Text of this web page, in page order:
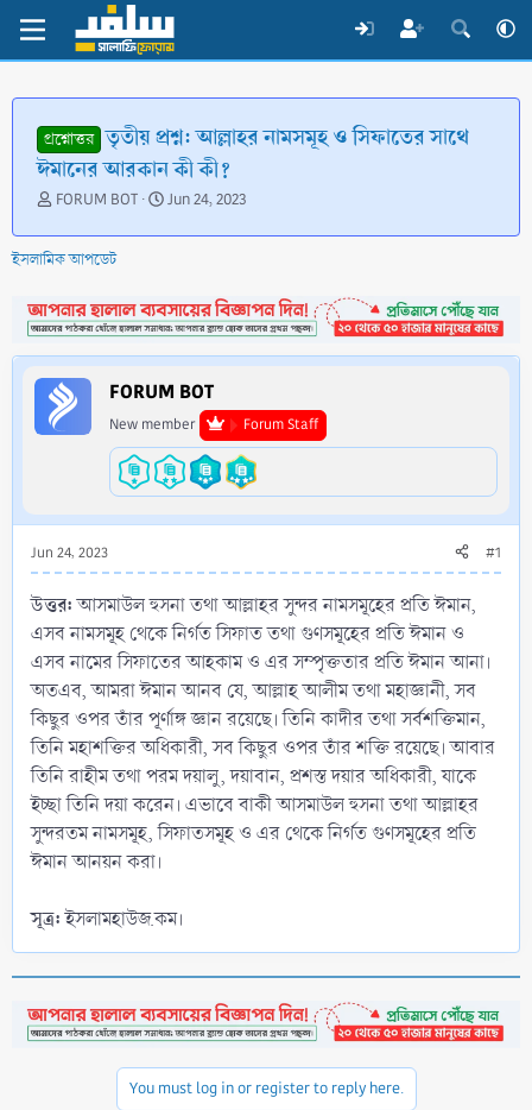
প্রশ্নোত্তর তৃতীয় প্রশ্ন: আল্লাহর নামসমূহ ও সিফাতের সাথে
ঈমানের আরকান কী কী?
T
r
e
d
s
t
a
r
t
FORUM BOT
S
a
d
a
t
e
Jun 24, 2023
ইসলামিক আপডেট
FORUM BOT
New member Forum Staff
Jun 24, 2023 #1
উত্তর:আসমাউল হুসনা তথা আল্লাহর সুন্দর নামসমূহের প্রতি ঈমান,
এসব নামসমূহ থেকে নির্গত সিফাত তথা গুণসমূহের প্রতি ঈমান ও
এসব নামের সিফাতের আহকাম ও এর সম্পৃক্ততার প্রতি ঈমান আনা।
অতএব, আমরা ঈমান আনব যে, আল্লাহ আলীম তথা মহাজ্ঞানী, সব
কিছুর ওপর তাঁর পূর্ণাঙ্গ জ্ঞান রয়েছে। তিনি কাদীর তথা সর্বশক্তিমান,
তিনি মহাশক্তির অধিকারী, সব কিছুর ওপর তাঁর শক্তি রয়েছে। আবার
তিনি রাহীম তথা পরম দয়ালু, দয়াবান, প্রশস্ত দয়ার অধিকারী, যাকে
ইচ্ছা তিনি দয়া করেন। এভাবে বাকী আসমাউল হুসনা তথা আল্লাহর
সুন্দরতম নামসমূহ, সিফাতসমূহ ও এর থেকে নির্গত গুণসমূহের প্রতি
ঈমান আনয়ন করা।
সূত্র:ইসলামহাউজ.কম।
You must log in or register to reply here.